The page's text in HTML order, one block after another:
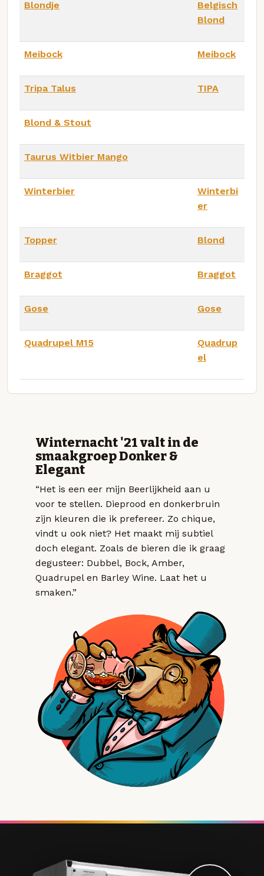
Blondje
Belgisch
Blond
Meibock Meibock
Tripa Talus TIPA
Blond & Stout
Taurus Witbier Mango
Winterbier
Winterbi
er
Topper Blond
Braggot Braggot
Gose Gose
Quadrupel M15
Quadrup
el
Winternacht '21 valt in de
smaakgroep Donker &
Elegant
“Het is een eer mijn Beerlijkheid aan u
voor te stellen. Dieprood en donkerbruin
zijn kleuren die ik prefereer. Zo chique,
vindt u ook niet? Het maakt mij subtiel
doch elegant. Zoals de bieren die ik graag
degusteer: Dubbel, Bock, Amber,
Quadrupel en Barley Wine. Laat het u
smaken.”